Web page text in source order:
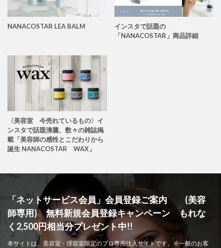
NANACOSTAR LEA BALM
インスタで話題の
「NANACOSTAR」商品詳細
〈美容室 今売れているもの〉イ
ンスタで話題沸騰、数々の雑誌掲
載「美容師の感性とこだわりから
誕生 NANACOSTAR WAX」
「ネットサービス会員」会員登録ご案内 (美容
師専用) 無料新規会員登録キャンペーン もれな
く2,500円相当分プレゼント中!!
本サイトは、美容室・理容室限定のプロ専用仕入サイトです。※一般のお客